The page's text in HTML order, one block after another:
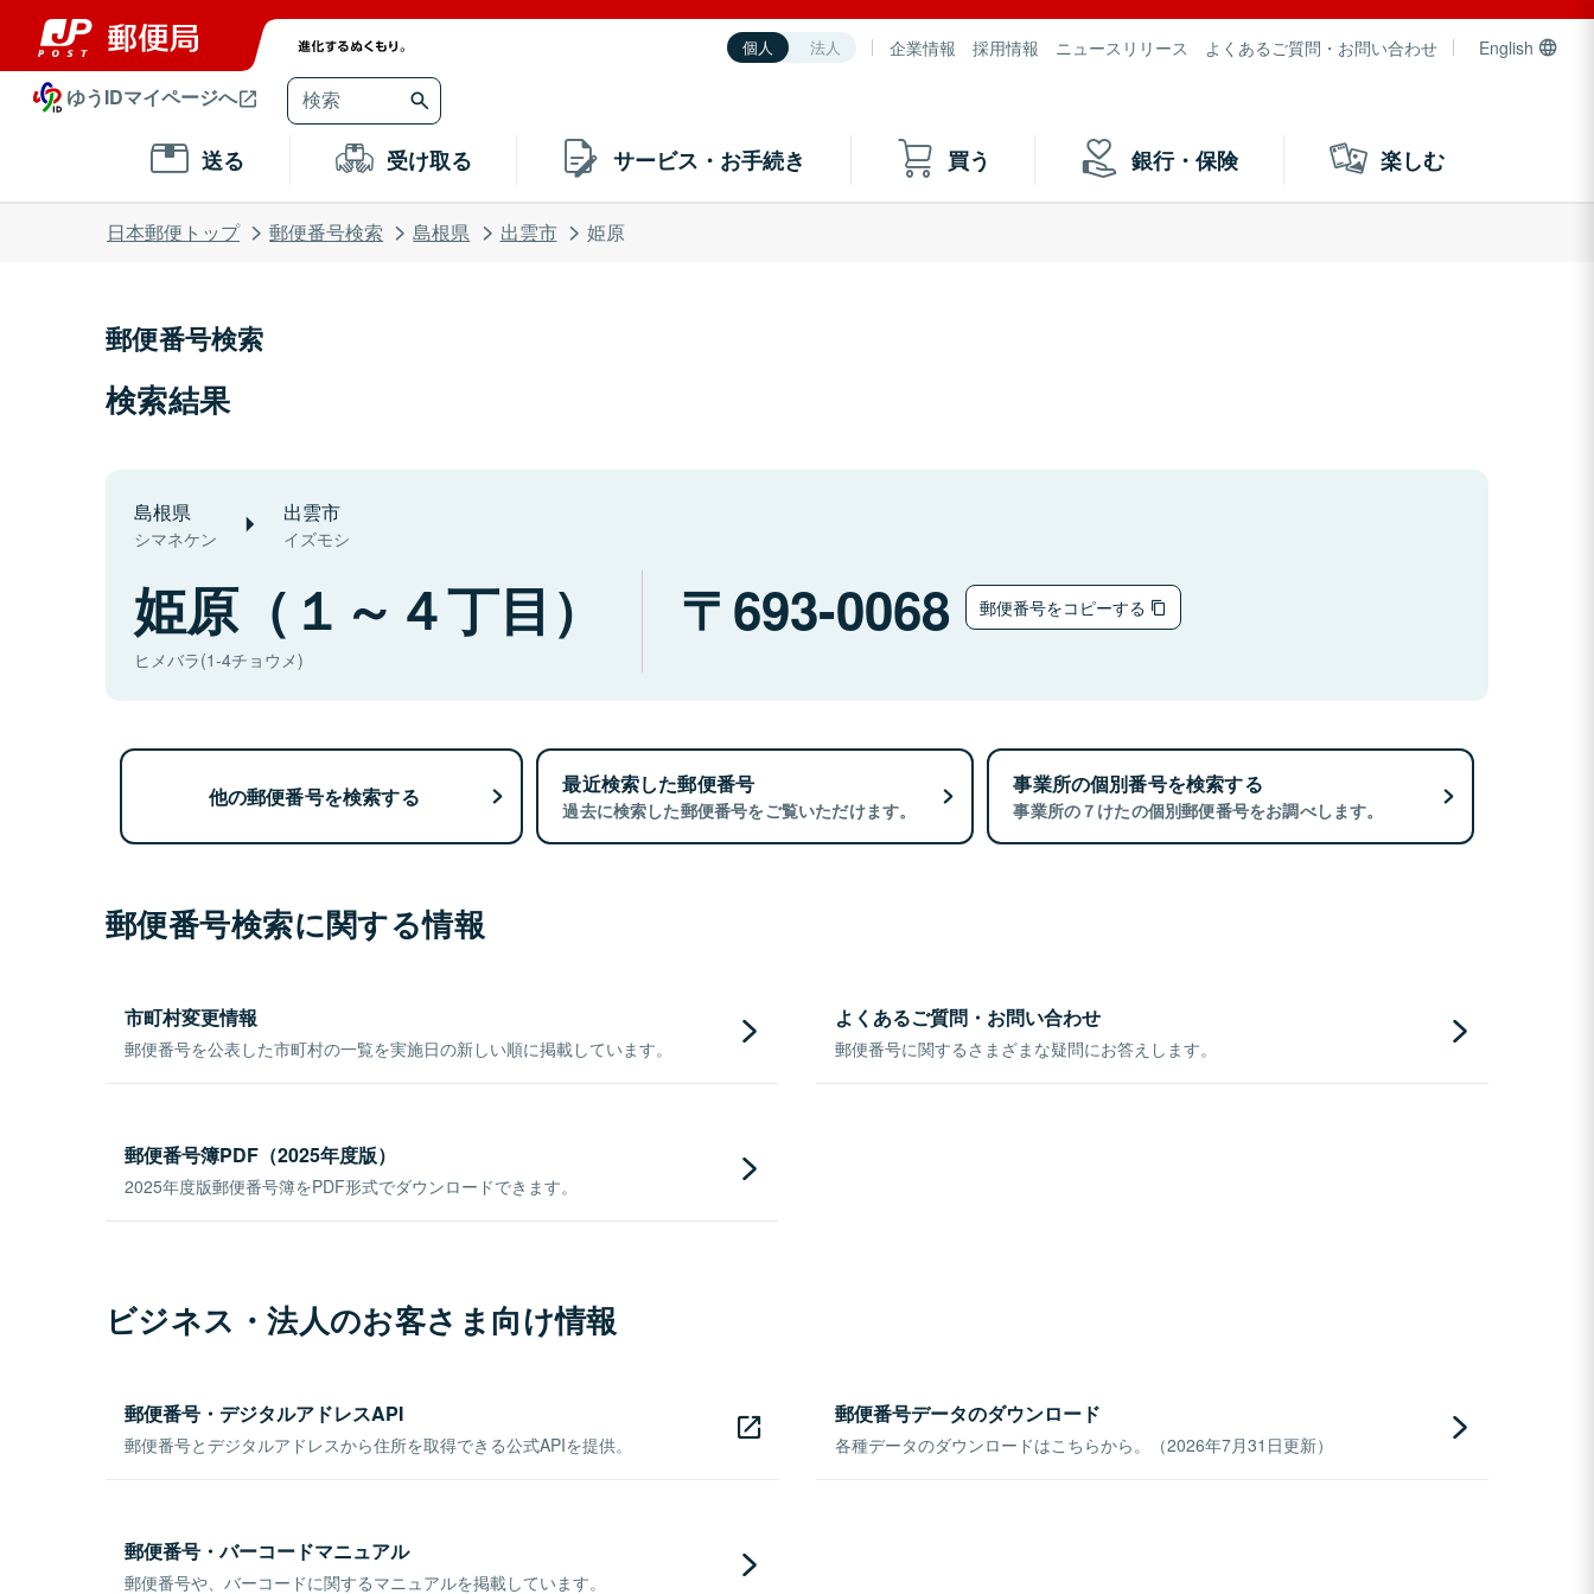
個人 法人 企業情報 採用情報 ニュースリリース よくあるご質問・お問い合わせ English
ゆうIDマイページへ
送る 受け取る サービス・お手続き 買う 銀行・保険 楽しむ
日本郵便トップ 郵便番号検索 島根県 出雲市 姫原
郵便番号検索
検索結果
島根県
シマネケン
出雲市
イズモシ
姫原（１～４丁目）
ヒメバラ(1-4チョウメ)
693-0068 郵便番号をコピーする
他の郵便番号を検索する 最近検索した郵便番号
過去に検索した郵便番号をご覧いただけます。
事業所の個別番号を検索する
事業所の７けたの個別郵便番号をお調べします。
郵便番号検索に関する情報
市町村変更情報
郵便番号を公表した市町村の一覧を実施日の新しい順に掲載しています。
よくあるご質問・お問い合わせ
郵便番号に関するさまざまな疑問にお答えします。
郵便番号簿PDF（2025年度版）
2025年度版郵便番号簿をPDF形式でダウンロードできます。
ビジネス・法人のお客さま向け情報
郵便番号・デジタルアドレスAPI
郵便番号とデジタルアドレスから住所を取得できる公式APIを提供。
郵便番号データのダウンロード
各種データのダウンロードはこちらから。（2026年7月31日更新）
郵便番号・バーコードマニュアル
郵便番号や、バーコードに関するマニュアルを掲載しています。